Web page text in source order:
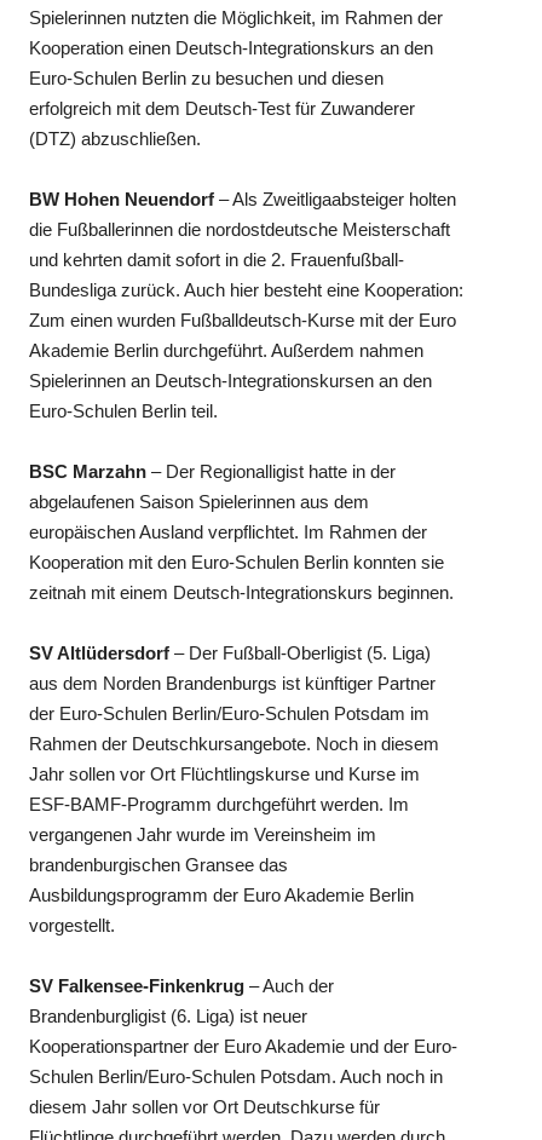
Spielerinnen nutzten die Möglichkeit, im Rahmen der
Kooperation einen Deutsch-Integrationskurs an den
Euro-Schulen Berlin zu besuchen und diesen
erfolgreich mit dem Deutsch-Test für Zuwanderer
(DTZ) abzuschließen.
BW Hohen Neuendorf – Als Zweitligaabsteiger holten
die Fußballerinnen die nordostdeutsche Meisterschaft
und kehrten damit sofort in die 2. Frauenfußball-
Bundesliga zurück. Auch hier besteht eine Kooperation:
Zum einen wurden Fußballdeutsch-Kurse mit der Euro
Akademie Berlin durchgeführt. Außerdem nahmen
Spielerinnen an Deutsch-Integrationskursen an den
Euro-Schulen Berlin teil.
BSC Marzahn – Der Regionalligist hatte in der
abgelaufenen Saison Spielerinnen aus dem
europäischen Ausland verpflichtet. Im Rahmen der
Kooperation mit den Euro-Schulen Berlin konnten sie
zeitnah mit einem Deutsch-Integrationskurs beginnen.
SV Altlüdersdorf– Der Fußball-Oberligist (5. Liga)
aus dem Norden Brandenburgs ist künftiger Partner
der Euro-Schulen Berlin/Euro-Schulen Potsdam im
Rahmen der Deutschkursangebote. Noch in diesem
Jahr sollen vor Ort Flüchtlingskurse und Kurse im
ESF-BAMF-Programm durchgeführt werden. Im
vergangenen Jahr wurde im Vereinsheim im
brandenburgischen Gransee das
Ausbildungsprogramm der Euro Akademie Berlin
vorgestellt.
SV Falkensee-Finkenkrug – Auch der
Brandenburgligist (6. Liga) ist neuer
Kooperationspartner der Euro Akademie und der Euro-
Schulen Berlin/Euro-Schulen Potsdam. Auch noch in
diesem Jahr sollen vor Ort Deutschkurse für